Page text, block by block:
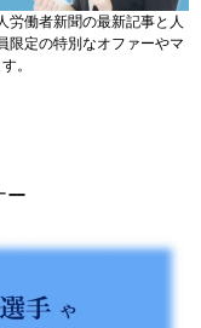
労働者新聞の最新記事と人
限定の特別なオファーやマ
。
ー